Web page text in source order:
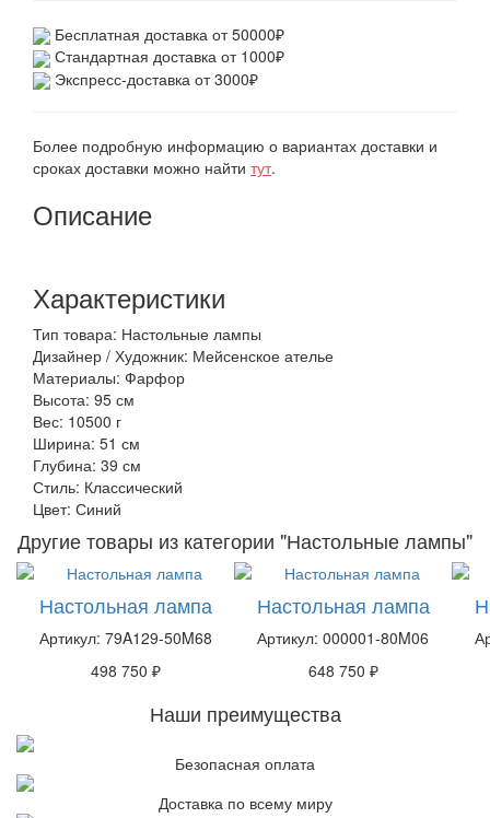
Бесплатная доставка от 50000₽
Стандартная доставка от 1000₽
Экспресс-доставка от 3000₽
Более подробную информацию о вариантах доставки и
сроках доставки можно найти тут.
Описание
Характеристики
Тип товара: Настольные лампы
Дизайнер / Художник: Мейсенское ателье
Материалы: Фарфор
Высота: 95 см
Вес: 10500 г
Ширина: 51 см
Глубина: 39 см
Стиль: Классический
Цвет: Синий
Другие товары из категории "Настольные лампы"
Настольная лампа
Артикул: 79A129-50M68
498 750 ₽
Настольная лампа
Артикул: 000001-80M06
648 750 ₽
Наши преимущества
Безопасная оплата
Доставка по всему миру